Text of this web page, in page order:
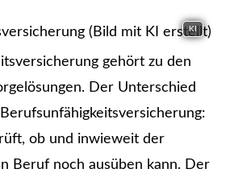
KI
gehört zu den
Der Unterschied
ob und inwieweit der
Beruf noch ausüben kann. Der